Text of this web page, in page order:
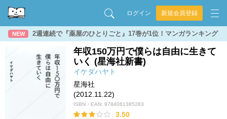
ログイン 新規会員登録
NEW 2週連続で『薬屋のひとりごと』17巻が1位！マンガランキング
年収150万円で僕らは自由に生きて
いく (星海社新書)
イケダハヤト
星海社
(2012.11.22)
ISBN・EAN: 9784061385283
3.50